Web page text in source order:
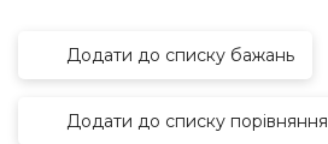
Додати до списку бажань
Додати до списку порівняння